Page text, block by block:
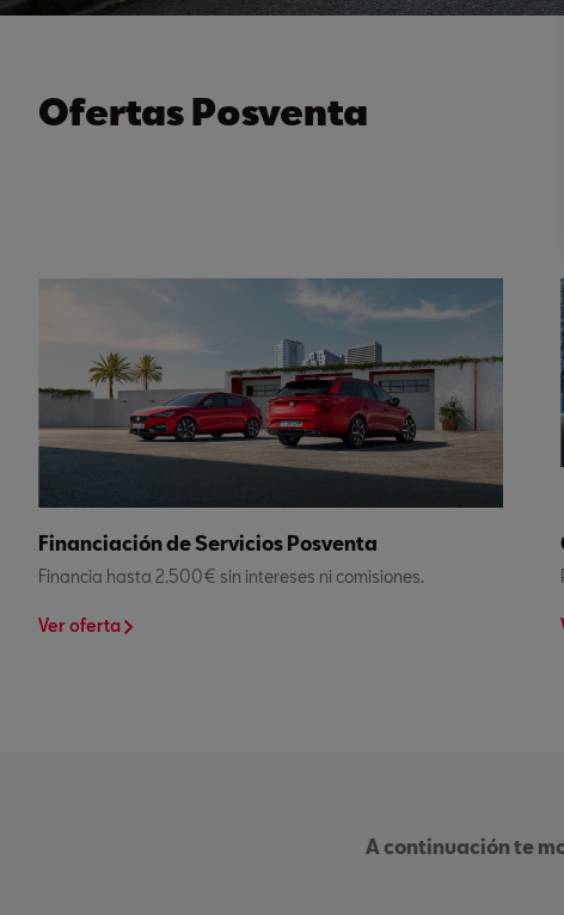
Ofertas Posventa
Financiación de Servicios Posventa
Financia hasta 2.500€ sin intereses ni comisiones.
Ver oferta
A continuación te